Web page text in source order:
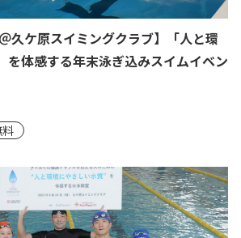
久ケ原スイミングクラブ】「人と環
を体感する年末泳ぎ込みスイムイベン
料